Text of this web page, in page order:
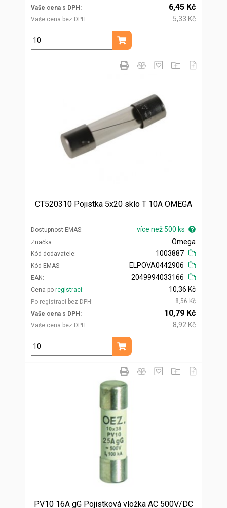
Vaše cena s DPH
Vaše cena bez DPH
6,45 Kč
5,33 Kč
ks
Přidat do košíku
CT520310 Pojistka 5x20 sklo T 10A OMEGA
Dostupnost EMAS více než 500 ks
Značka
Kód dodavatele
Omega
1003887
Kód EMAS
EAN
ELPOVA0442906
2049994033166
Cena po registraci
Po registraci bez DPH
10,36 Kč
8,56 Kč
Vaše cena s DPH
Vaše cena bez DPH
10,79 Kč
8,92 Kč
ks
Přidat do košíku
PV10 16A gG Pojistková vložka AC 500V/DC